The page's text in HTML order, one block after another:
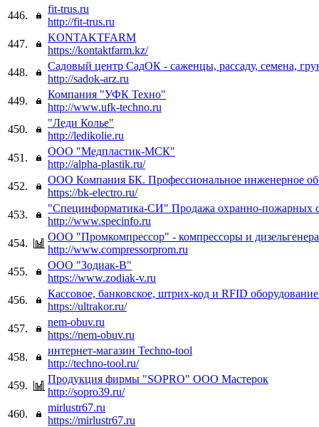
446.
fit-trus.ru
http://fit-trus.ru
447.
KONTAKTFARM
https://kontaktfarm.kz/
448.
Садовый центр СадОК - саженцы, рассаду, семена,
http://sadok-arz.ru
449.
Компания "УФК Техно"
http://www.ufk-techno.ru
450.
"Леди Колье"
http://ledikolie.ru
451.
ООО "Медпластик-МСК"
http://alpha-plastik.ru/
452.
ООО Компания БК. Профессиональное инженерное
https://bk-electro.ru/
453.
"Специнформатика-СИ" Продажа охранно-пожарных
http://www.specinfo.ru
454.
ООО "Промкомпрессор" - компрессоры и
http://www.compressorprom.ru
455.
ООО "Зодиак-В"
https://www.zodiak-v.ru
456.
Кассовое, банковское, штрих-код и RFID
https://ultrakor.ru/
457.
nem-obuv.ru
https://nem-obuv.ru
458.
интернет-магазин Techno-tool
http://techno-tool.ru/
459.
Продукция фирмы "SOPRO" ООО Мастерок
http://sopro39.ru/
460.
mirlustr67.ru
https://mirlustr67.ru